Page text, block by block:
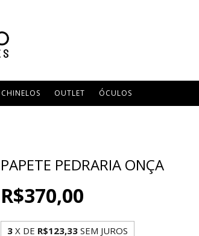
CHINELOS OUTLET ÓCULOS
PAPETE PEDRARIA ONÇA
R$370,00
3 X DE R$123,33 SEM JUROS